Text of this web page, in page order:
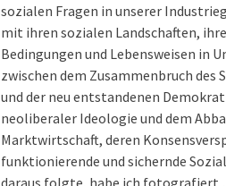
sozialen Fragen in unserer
mit ihren sozialen Landschaften,
Bedingungen und Lebensweisen in
zwischen dem Zusammenbruch des
und der neu entstandenen
neoliberaler Ideologie und dem
Marktwirtschaft, deren
funktionierende und sichernde